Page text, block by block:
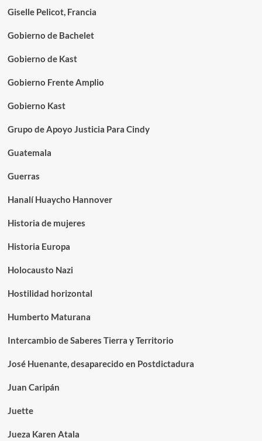
Giselle Pelicot, Francia
Gobierno de Bachelet
Gobierno de Kast
Gobierno Frente Amplio
Gobierno Kast
Grupo de Apoyo Justicia Para Cindy
Guatemala
Guerras
Hanalí Huaycho Hannover
Historia de mujeres
Historia Europa
Holocausto Nazi
Hostilidad horizontal
Humberto Maturana
Intercambio de Saberes Tierra y Territorio
José Huenante, desaparecido en Postdictadura
Juan Caripán
Juette
Jueza Karen Atala